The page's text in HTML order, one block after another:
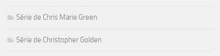
Série de Chris Marie Green
Série de Christopher Golden